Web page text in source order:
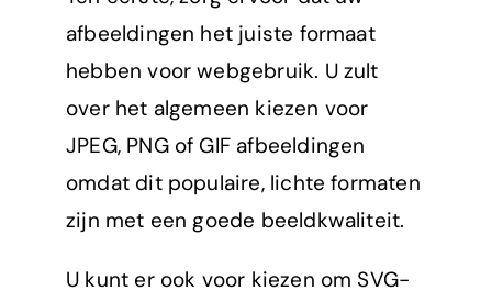
afbeeldingen het juiste formaat
hebben voor webgebruik. U zult
over het algemeen kiezen voor
JPEG, PNG of GIF afbeeldingen
omdat dit populaire, lichte formaten
zijn met een goede beeldkwaliteit.
U kunt er ook voor kiezen om SVG-